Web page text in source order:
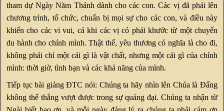
tham dự Ngày Năm Thánh dành cho các con. Các vị đã phải lên
chương trình, tổ chức, chuẩn bị mọi sự cho các con, và điều này
khiến cho các vi vui, cả khi các vị có phải khước từ một chuyến
du hành cho chính mình. Thật thế, yêu thương có nghĩa là cho đi,
không phải chỉ một cái gì là vật chất, nhưng một cái gì của chính
mình: thời giờ, tình bạn và các khả năng của mình.
Tiếp tục bài giảng ĐTC nói: Chúng ta hãy nhìn lên Chúa là Đấng
không thể thắng vượt được trong sự quảng đại. Chúng ta nhận từ